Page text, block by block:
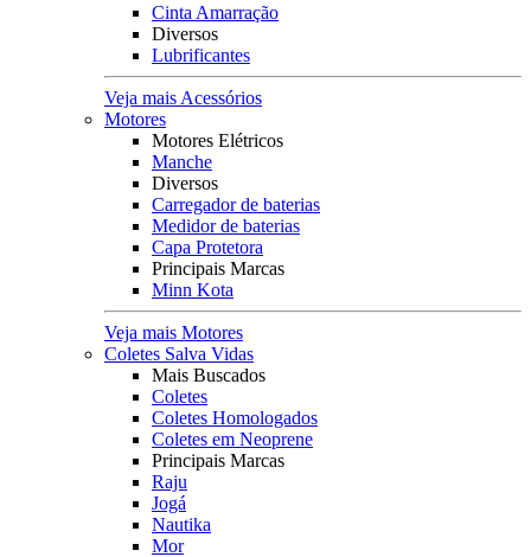
Cinta Amarração
Diversos
Lubrificantes
Veja mais Acessórios
Motores
Motores Elétricos
Manche
Diversos
Carregador de baterias
Medidor de baterias
Capa Protetora
Principais Marcas
Minn Kota
Veja mais Motores
Coletes Salva Vidas
Mais Buscados
Coletes
Coletes Homologados
Coletes em Neoprene
Principais Marcas
Raju
Jogá
Nautika
Mor